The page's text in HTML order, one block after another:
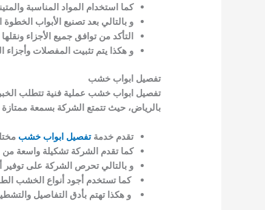
كما استخدام المواد المناسبة
و بالتالي بعد تصنيع الأبواب الخطوة
التأكد من توافق جميع الأجزاء
و هكذا يتم تثبيت المفصلات
تفصيل ابواب خشب
تفصيل ابواب خشب عملية فنية تتطلب
بالرياض، حيث تتمتع الشركة بسمعة
تقدم خدمةتفصيل ابواب خشب
كما تقدم الشركة تشكيلة واسعة من
و بالتالي تحرص الشركة على
كما تستخدم أجود أنواع الخشب
و هكذا تهتم بأدق التفاصيل